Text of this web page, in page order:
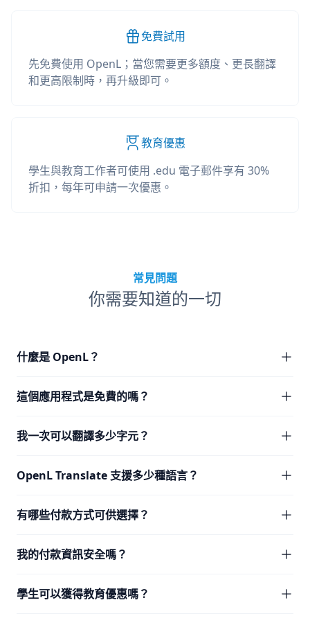
免費試用
先免費使用 OpenL；當您需要更多額度、更長翻譯
和更高限制時，再升級即可。
教育優惠
學生與教育工作者可使用 .edu 電子郵件享有 30%
折扣，每年可申請一次優惠。
常見問題
你需要知道的一切
什麼是 OpenL？
這個應用程式是免費的嗎？
我一次可以翻譯多少字元？
OpenL Translate 支援多少種語言？
有哪些付款方式可供選擇？
我的付款資訊安全嗎？
學生可以獲得教育優惠嗎？